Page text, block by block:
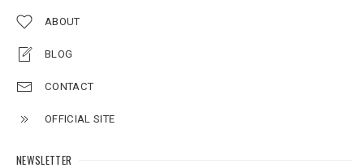
ABOUT
BLOG
CONTACT
OFFICIAL SITE
NEWSLETTER